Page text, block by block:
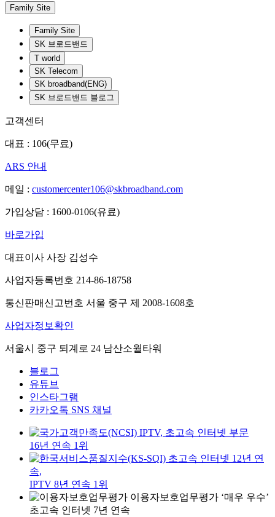
Family Site
Family Site
SK 브로드밴드
T world
SK Telecom
SK broadband(ENG)
SK 브로드밴드 블로그
고객센터
대표 : 106(무료)
ARS 안내
메일 : customercenter106@skbroadband.com
가입상담 : 1600-0106(유료)
바로가입
대표이사 사장 김성수
사업자등록번호 214-86-18758
통신판매신고번호 서울 중구 제 2008-1608호
사업자정보확인
서울시 중구 퇴계로 24 남산소월타워
블로그
유튜브
인스타그램
카카오톡 SNS 채널
IPTV, 초고속 인터넷 부문
16년 연속 1위
초고속 인터넷 12년 연
속,
IPTV 8년 연속 1위
이용자보호업무평가 ‘매우 우수’
초고속 인터넷 7년 연속